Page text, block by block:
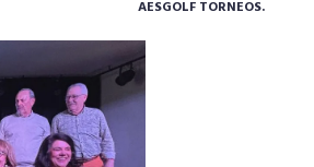
AESGOLF TORNEOS.